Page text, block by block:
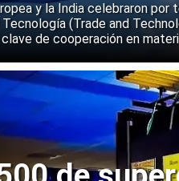
y la India celebraron
(Trade and
de cooperación en